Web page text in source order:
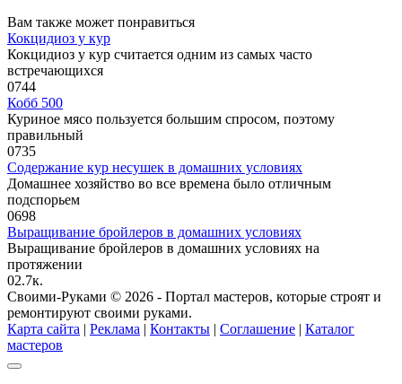
Вам также может понравиться
Кокцидиоз у кур
Кокцидиоз у кур считается одним из самых часто
встречающихся
0744
Кобб 500
Куриное мясо пользуется большим спросом, поэтому
правильный
0735
Содержание кур несушек в домашних условиях
Домашнее хозяйство во все времена было отличным
подспорьем
0698
Выращивание бройлеров в домашних условиях
Выращивание бройлеров в домашних условиях на
протяжении
02.7к.
Своими-Руками © 2026 - Портал мастеров, которые строят и
ремонтируют своими руками.
Карта сайта | Реклама | Контакты | Соглашение | Каталог
мастеров